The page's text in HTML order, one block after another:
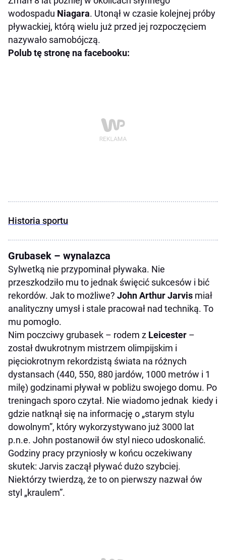
wodospadu Niagara. Utonął w czasie kolejnej próby
pływackiej, którą wielu już przed jej rozpoczęciem
nazywało samobójczą.
Polub tę stronę na facebooku:
Historia sportu
Grubasek – wynalazca
Sylwetką nie przypominał pływaka. Nie
przeszkodziło mu to jednak święcić sukcesów i bić
rekordów. Jak to możliwe? John Arthur Jarvis miał
analityczny umysł i stale pracował nad techniką. To
mu pomogło.
Nim poczciwy grubasek – rodem z Leicester –
został dwukrotnym mistrzem olimpijskim i
pięciokrotnym rekordzistą świata na różnych
dystansach (440, 550, 880 jardów, 1000 metrów i 1
milę) godzinami pływał w pobliżu swojego domu. Po
treningach sporo czytał. Nie wiadomo jednak kiedy i
gdzie natknął się na informację o „starym stylu
dowolnym”, który wykorzystywano już 3000 lat
p.n.e. John postanowił ów styl nieco udoskonalić.
Godziny pracy przyniosły w końcu oczekiwany
skutek: Jarvis zaczął pływać dużo szybciej.
Niektórzy twierdzą, że to on pierwszy nazwał ów
styl „kraulem”.